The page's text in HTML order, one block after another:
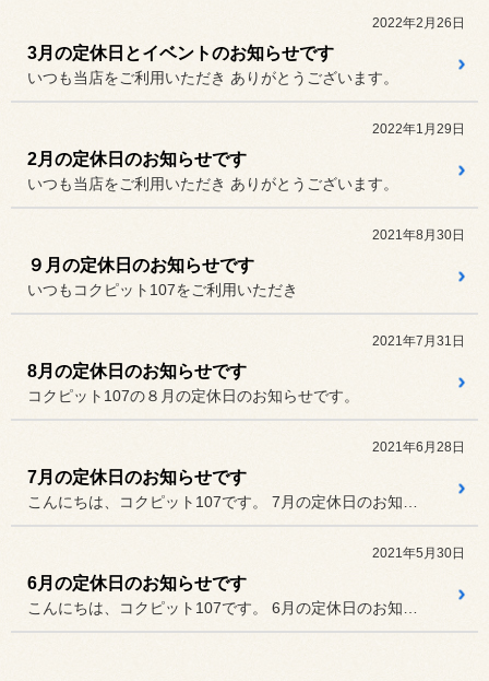
2022年2月26日
3月の定休日とイベントのお知らせです
いつも当店をご利用いただき ありがとうございます。
2022年1月29日
2月の定休日のお知らせです
いつも当店をご利用いただき ありがとうございます。
2021年8月30日
９月の定休日のお知らせです
いつもコクピット107をご利用いただき
2021年7月31日
8月の定休日のお知らせです
コクピット107の８月の定休日のお知らせです。
2021年6月28日
7月の定休日のお知らせです
2021年5月30日
6月の定休日のお知らせです